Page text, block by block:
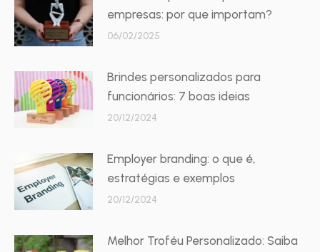
empresas: por que importam?
06/02/2025
Brindes personalizados para
funcionários: 7 boas ideias
20/12/2024
Employer branding: o que é,
estratégias e exemplos
20/12/2024
Melhor Troféu Personalizado: Saiba